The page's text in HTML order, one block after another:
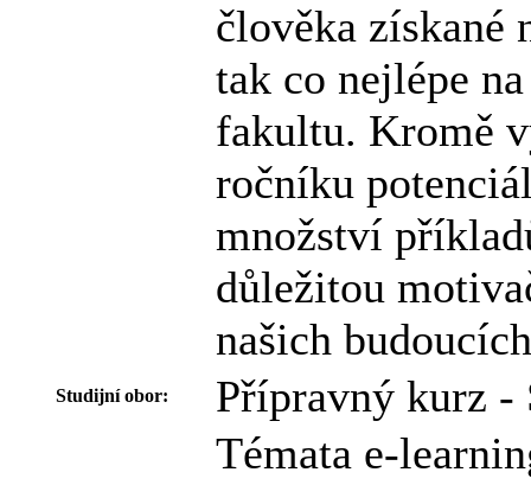
člověka získané
tak co nejlépe
fakultu. Kromě
ročníku
množství
důležitou
našich
Studijní obor:
Přípravný kurz -
Témata e-